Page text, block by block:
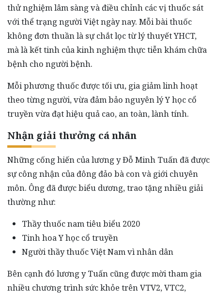
thử nghiệm lâm sàng và điều chỉnh các vị thuốc sát
với thể trạng người Việt ngày nay. Mỗi bài thuốc
không đơn thuần là sự chắt lọc từ lý thuyết YHCT,
mà là kết tinh của kinh nghiệm thực tiễn khám chữa
bệnh cho người bệnh.
Mỗi phương thuốc được tối ưu, gia giảm linh hoạt
theo từng người, vừa đảm bảo nguyên lý Y học cổ
truyền vừa đạt hiệu quả cao, an toàn, lành tính.
Nhận giải thưởng cá nhân
Những cống hiến của lương y Đỗ Minh Tuấn đã được
sự công nhận của đông đảo bà con và giới chuyên
môn. Ông đã được biểu dương, trao tặng nhiều giải
thường như:
Thầy thuốc nam tiêu biểu 2020
Tinh hoa Y học cổ truyền
Người thầy thuốc Việt Nam vì nhân dân
Bên cạnh đó lương y Tuấn cũng được mời tham gia
nhiều chương trình sức khỏe trên VTV2, VTC2,